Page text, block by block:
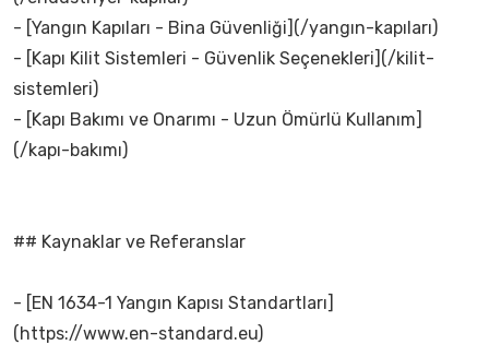
- [Yangın Kapıları - Bina Güvenliği](/yangın-kapıları)
- [Kapı Kilit Sistemleri - Güvenlik Seçenekleri](/kilit-
sistemleri)
- [Kapı Bakımı ve Onarımı - Uzun Ömürlü Kullanım]
(/kapı-bakımı)
## Kaynaklar ve Referanslar
- [EN 1634-1 Yangın Kapısı Standartları]
(https://www.en-standard.eu)